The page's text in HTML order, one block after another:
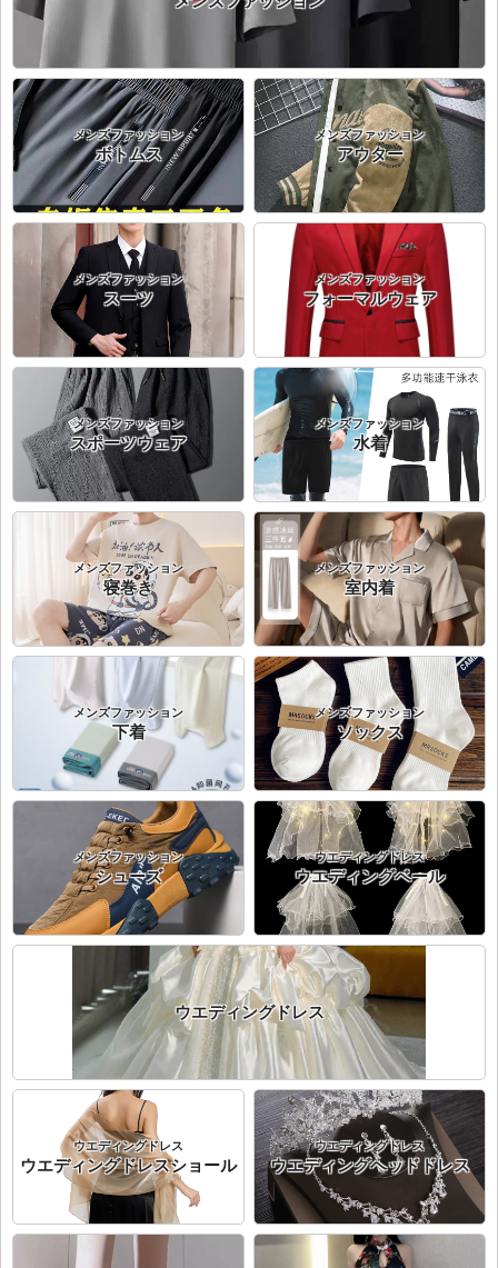
メンズファッション
ボトムス
メンズファッション
アウター
メンズファッション
スーツ
メンズファッション
フォーマルウェア
メンズファッション
スポーツウェア
メンズファッション
水着
メンズファッション
寝巻き
メンズファッション
室内着
メンズファッション
下着
メンズファッション
ソックス
メンズファッション
シューズ
ウエディングドレス
ウエディングドレス
ウエディングベール
ウエディングドレス
ウエディングドレスショール
ウエディングドレス
ウエディングヘッドドレス